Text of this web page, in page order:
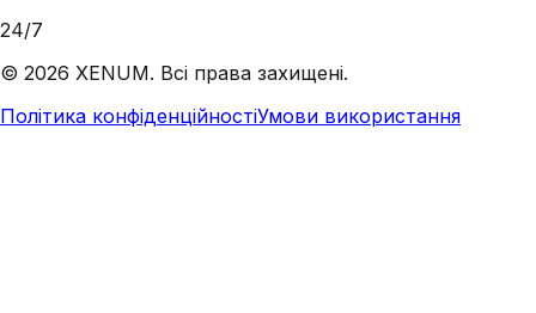
24/7
© 2026 XENUM. Всі права захищені.
Політика конфіденційностіУмови використання